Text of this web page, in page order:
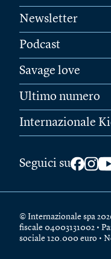
Newsletter
Podcast
Savage love
Ultimo numero
Internazionale
Seguici su
© Internazionale spa
fiscale 04003131002 •
sociale 120.000 euro •